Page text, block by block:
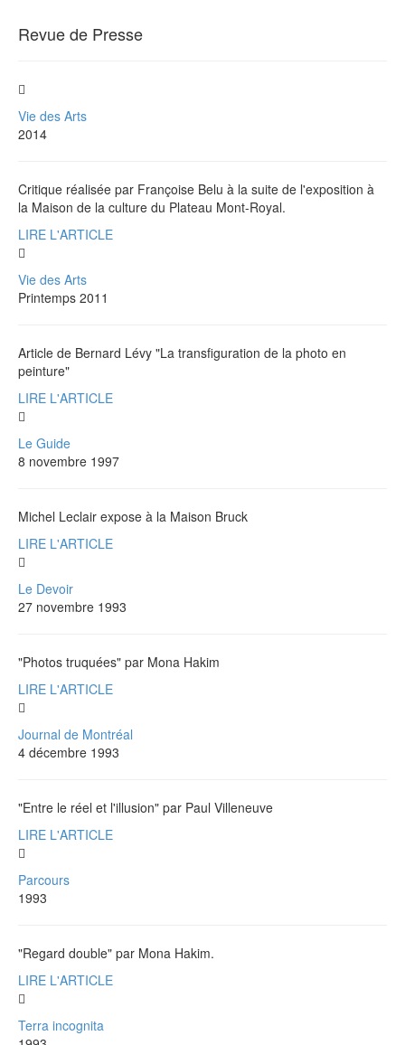
Revue de Presse
Vie des Arts
2014
Critique réalisée par Françoise Belu à la suite de l'exposition à
la Maison de la culture du Plateau Mont-Royal.
LIRE L'ARTICLE
Vie des Arts
Printemps 2011
Article de Bernard Lévy "La transfiguration de la photo en
peinture"
LIRE L'ARTICLE
Le Guide
8 novembre 1997
Michel Leclair expose à la Maison Bruck
LIRE L'ARTICLE
Le Devoir
27 novembre 1993
"Photos truquées" par Mona Hakim
LIRE L'ARTICLE
Journal de Montréal
4 décembre 1993
"Entre le réel et l'illusion" par Paul Villeneuve
LIRE L'ARTICLE
Parcours
1993
"Regard double" par Mona Hakim.
LIRE L'ARTICLE
Terra incognita